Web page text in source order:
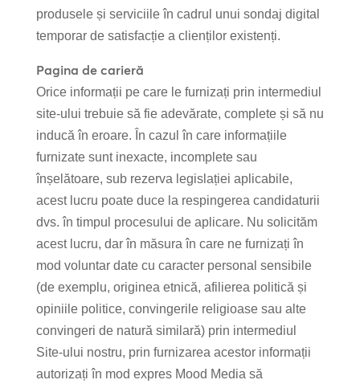
produsele și serviciile în cadrul unui sondaj digital
temporar de satisfacție a clienților existenți.
Pagina de carieră
Orice informații pe care le furnizați prin intermediul
site-ului trebuie să fie adevărate, complete și să nu
inducă în eroare. În cazul în care informațiile
furnizate sunt inexacte, incomplete sau
înșelătoare, sub rezerva legislației aplicabile,
acest lucru poate duce la respingerea candidaturii
dvs. în timpul procesului de aplicare. Nu solicităm
acest lucru, dar în măsura în care ne furnizați în
mod voluntar date cu caracter personal sensibile
(de exemplu, originea etnică, afilierea politică și
opiniile politice, convingerile religioase sau alte
convingeri de natură similară) prin intermediul
Site-ului nostru, prin furnizarea acestor informații
autorizați în mod expres Mood Media să